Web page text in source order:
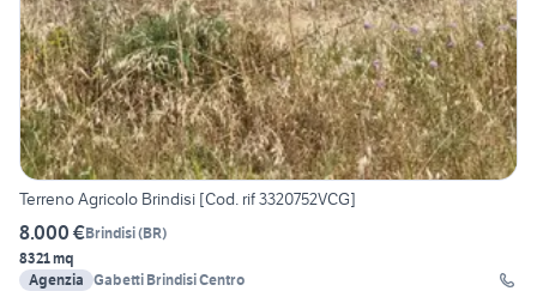
Terreno Agricolo Brindisi [Cod. rif 3320752VCG]
8.000 €Brindisi(BR)
8321 mq
Agenzia Gabetti Brindisi Centro